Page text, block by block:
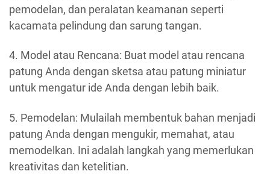
pemodelan, dan peralatan keamanan seperti
kacamata pelindung dan sarung tangan.
4. Model atau Rencana: Buat model atau rencana
patung Anda dengan sketsa atau patung miniatur
untuk mengatur ide Anda dengan lebih baik.
5. Pemodelan: Mulailah membentuk bahan menjadi
patung Anda dengan mengukir, memahat, atau
memodelkan. Ini adalah langkah yang memerlukan
kreativitas dan ketelitian.